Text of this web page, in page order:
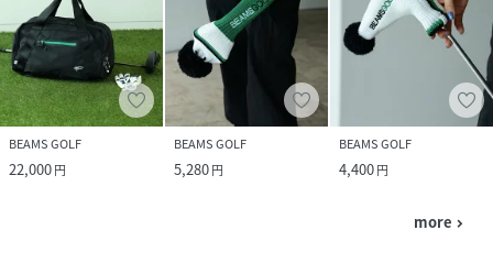
BEAMS GOLF
22,000円
BEAMS GOLF
5,280円
BEAMS GOLF
4,400円
more navigate_next